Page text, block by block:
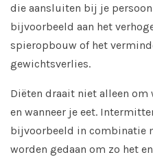
die aansluiten bij je
bijvoorbeeld aan het
spieropbouw of het
gewichtsverlies.
Diëten draait niet alleen om
en wanneer je eet.
bijvoorbeeld in combinatie
worden gedaan om zo het